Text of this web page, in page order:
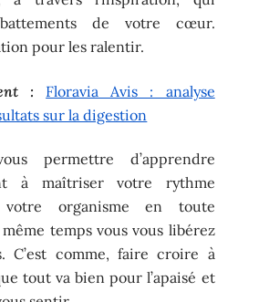
de votre cœur.
pour les ralentir.
:
Floravia Avis : analyse
sur la digestion
permettre d’apprendre
à maîtriser votre rythme
organisme en toute
temps vous vous libérez
C’est comme, faire croire à
tout va bien pour l’apaisé et